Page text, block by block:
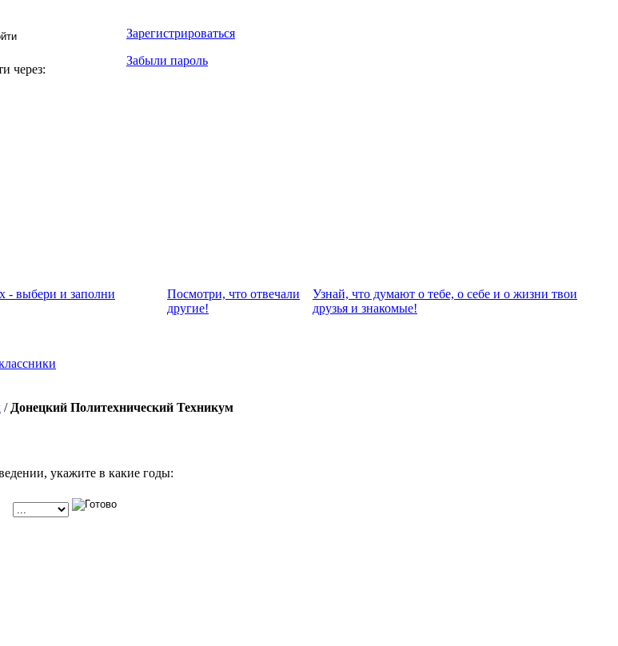
через:
Зарегистрироваться
Забыли пароль
- выбери и заполни
Посмотри, что отвeчали
другие!
Узнай, что думают о тебе, о себе и о жизни твои
друзья и знакомые!
/ Донецкий Политехнический Техникум
укажите в какие годы: